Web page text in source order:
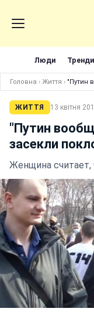
Люди Тренди
Головна › Життя › "Путин
ЖИТТЯ 13 квітня
"Путин
засекли
Женщина